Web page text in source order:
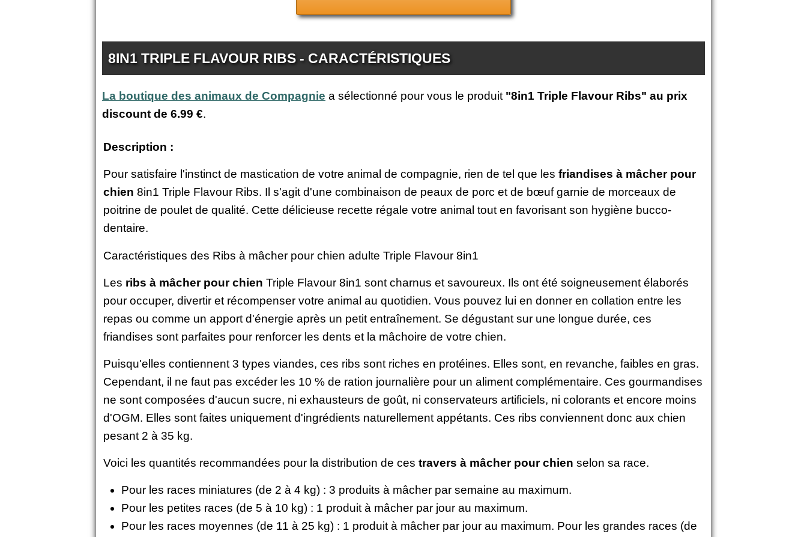
8IN1 TRIPLE FLAVOUR RIBS - CARACTÉRISTIQUES
La boutique des animaux de Compagnie a sélectionné pour vous le produit "8in1 Triple Flavour Ribs" au prix
discount de 6.99 €.
Description :
Pour satisfaire l'instinct de mastication de votre animal de compagnie, rien de tel que les friandises à mâcher pour
chien 8in1 Triple Flavour Ribs. Il s'agit d'une combinaison de peaux de porc et de bœuf garnie de morceaux de
poitrine de poulet de qualité. Cette délicieuse recette régale votre animal tout en favorisant son hygiène bucco-
dentaire.
Caractéristiques des Ribs à mâcher pour chien adulte Triple Flavour 8in1
Les ribs à mâcher pour chien Triple Flavour 8in1 sont charnus et savoureux. Ils ont été soigneusement élaborés
pour occuper, divertir et récompenser votre animal au quotidien. Vous pouvez lui en donner en collation entre les
repas ou comme un apport d'énergie après un petit entraînement. Se dégustant sur une longue durée, ces
friandises sont parfaites pour renforcer les dents et la mâchoire de votre chien.
Puisqu'elles contiennent 3 types viandes, ces ribs sont riches en protéines. Elles sont, en revanche, faibles en gras.
Cependant, il ne faut pas excéder les 10 % de ration journalière pour un aliment complémentaire. Ces gourmandises
ne sont composées d'aucun sucre, ni exhausteurs de goût, ni conservateurs artificiels, ni colorants et encore moins
d'OGM. Elles sont faites uniquement d'ingrédients naturellement appétants. Ces ribs conviennent donc aux chien
pesant 2 à 35 kg.
Voici les quantités recommandées pour la distribution de ces travers à mâcher pour chien selon sa race.
Pour les races miniatures (de 2 à 4 kg) : 3 produits à mâcher par semaine au maximum.
Pour les petites races (de 5 à 10 kg) : 1 produit à mâcher par jour au maximum.
Pour les races moyennes (de 11 à 25 kg) : 1 produit à mâcher par jour au maximum. Pour les grandes races (de